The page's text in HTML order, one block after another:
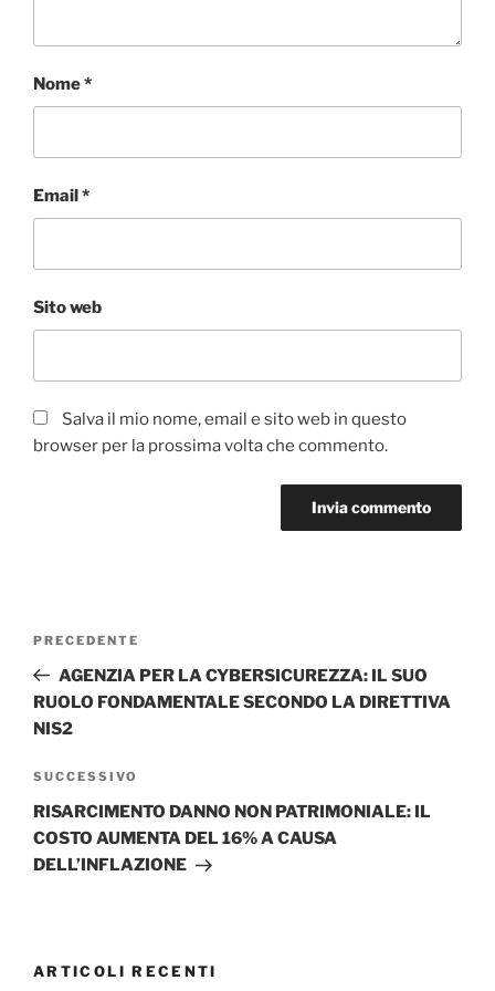
Nome*
Email *
Sito web
Salva il mio nome, email e sito web in questo
browser per la prossima volta che commento.
Navigazione
Articolo
precedente:
PRECEDENTE
AGENZIA PER LA CYBERSICUREZZA: IL SUO
RUOLO FONDAMENTALE SECONDO LA DIRETTIVA
NIS2
Articolo
successivo
SUCCESSIVO
RISARCIMENTO DANNO NON PATRIMONIALE: IL
COSTO AUMENTA DEL 16% A CAUSA
DELL’INFLAZIONE
ARTICOLI RECENTI